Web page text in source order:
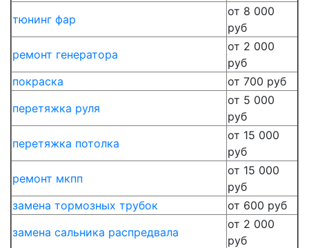
тюнинг фар
от 8 000
руб
ремонт генератора
от 2 000
руб
покраска
от 700 руб
перетяжка руля
от 5 000
руб
перетяжка потолка
от 15 000
руб
ремонт мкпп
от 15 000
руб
замена тормозных трубок
от 600 руб
замена сальника распредвала
от 2 000
руб